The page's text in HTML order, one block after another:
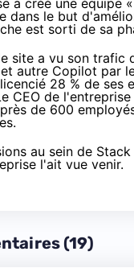
a créé une équipe
dans le but
est sorti de sa
site a vu son trafic
et autre Copilot par
28 % de
CEO de l'entreprise
de 600
au sein de
l'ait vue venir.
(19)